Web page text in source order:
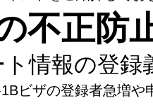
不正防
情報の登録
ビザの登録者急増や